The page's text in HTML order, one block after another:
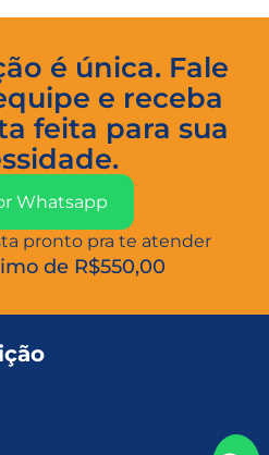
é única. Fale
e receba
feita para sua
Whatsapp
pronto pra te atender
de R$550,00